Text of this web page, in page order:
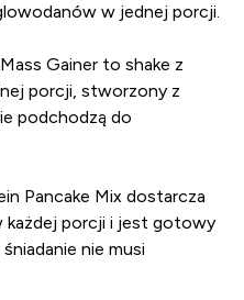
w jednej porcji.
Gainer to shake z
porcji, stworzony z
podchodzą do
Pancake Mix dostarcza
każdej porcji i jest gotowy
nie musi